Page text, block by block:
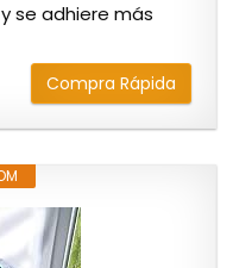
se adhiere más
Compra Rápida